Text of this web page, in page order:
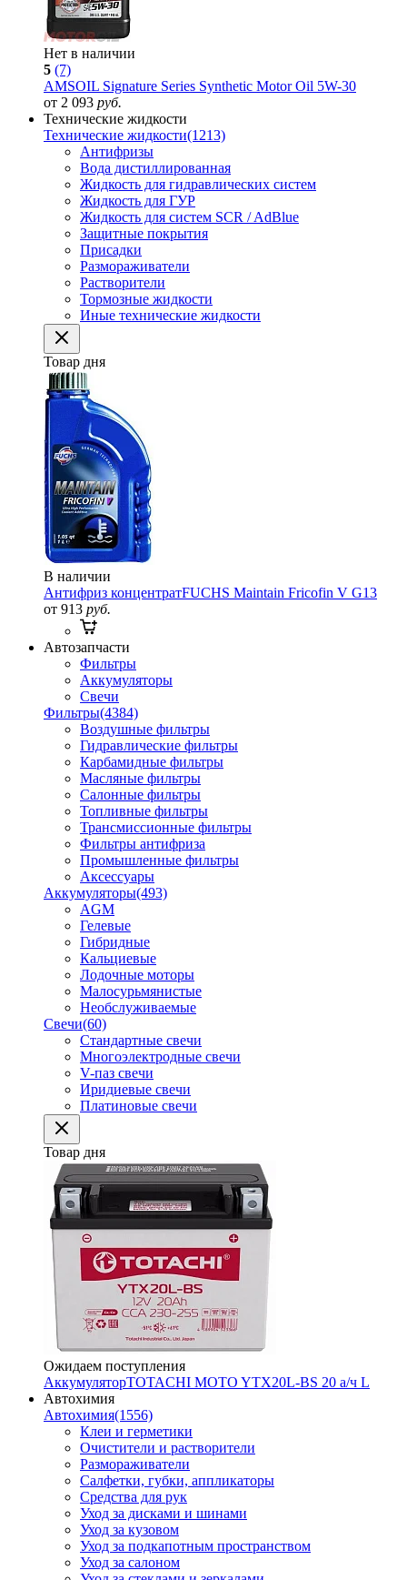
Нет в наличии
5 (7)
AMSOIL Signature Series Synthetic Motor Oil 5W-30
от 2 093 руб.
Технические жидкости
Технические жидкости(1213)
Антифризы
Вода дистиллированная
Жидкость для гидравлических систем
Жидкость для ГУР
Жидкость для систем SCR / AdBlue
Защитные покрытия
Присадки
Размораживатели
Растворители
Тормозные жидкости
Иные технические жидкости
Товар дня
В наличии
Антифриз концентратFUCHS Maintain Fricofin V G13
от 913 руб.
Автозапчасти
Фильтры
Аккумуляторы
Свечи
Фильтры(4384)
Воздушные фильтры
Гидравлические фильтры
Карбамидные фильтры
Масляные фильтры
Салонные фильтры
Топливные фильтры
Трансмиссионные фильтры
Фильтры антифриза
Промышленные фильтры
Аксессуары
Аккумуляторы(493)
AGM
Гелевые
Гибридные
Кальциевые
Лодочные моторы
Малосурьмянистые
Необслуживаемые
Свечи(60)
Стандартные свечи
Многоэлектродные свечи
V-паз свечи
Иридиевые свечи
Платиновые свечи
Товар дня
Ожидаем поступления
АккумуляторTOTACHI MOTO YTX20L-BS 20 а/ч L
Автохимия
Автохимия(1556)
Клеи и герметики
Очистители и растворители
Размораживатели
Салфетки, губки, аппликаторы
Средства для рук
Уход за дисками и шинами
Уход за кузовом
Уход за подкапотным пространством
Уход за салоном